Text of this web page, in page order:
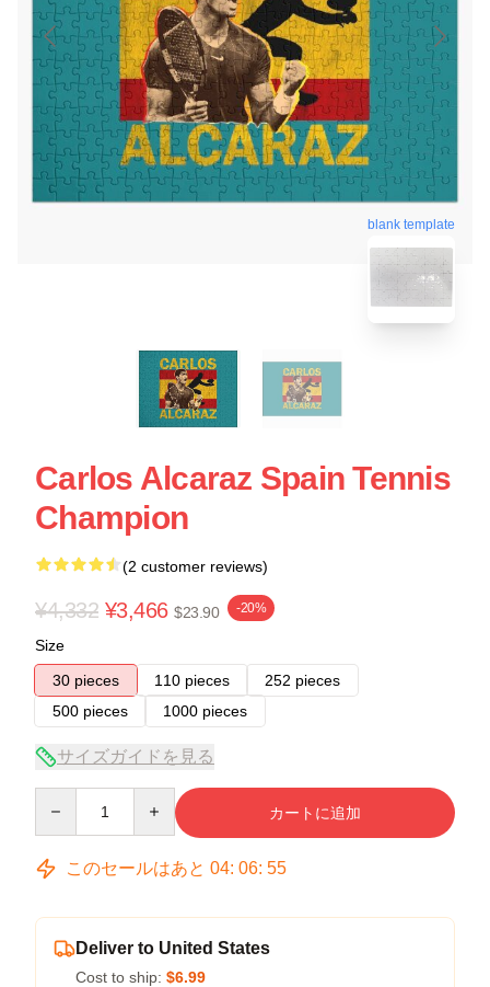
blank template
Carlos Alcaraz Spain Tennis
Champion
(2 customer reviews)
¥4,332 ¥3,466 $23.90 -20%
Size
30 pieces
110 pieces
252 pieces
500 pieces
1000 pieces
サイズガイドを見る
カートに追加
このセールはあと 04: 06: 54
Deliver to United States
Cost to ship: $6.99